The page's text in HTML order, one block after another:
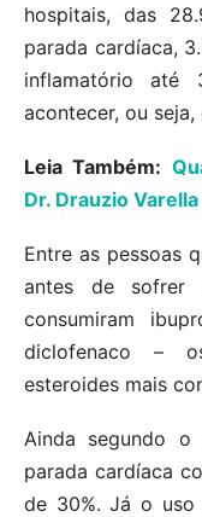
hospitais, das
parada cardíaca,
inflamatório
acontecer, ou seja,
Leia Também:
Dr. Drauzio Varella
Entre as pessoas
antes de sofrer
consumiram
diclofenaco –
esteroides mais
Ainda segundo
parada cardíaca
de 30%. Já o uso